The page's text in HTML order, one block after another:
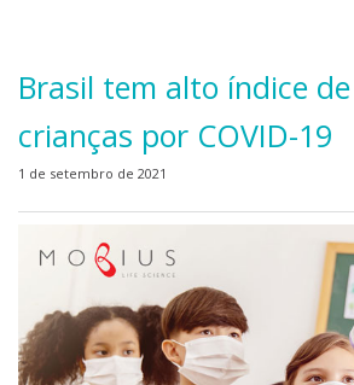
Brasil tem alto índice
crianças por COVID-19
1 de setembro de 2021